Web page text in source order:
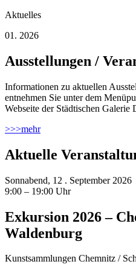
Aktuelles
01. 2026
Ausstellungen /
Informationen zu aktuellen
entnehmen Sie unter dem
Webseite der Städtischen Galerie
>>>mehr
Aktuelle
Sonnabend, 12 . September 2026
9:00 – 19:00 Uhr
Exkursion 2026 –
Waldenburg
Kunstsammlungen Chemnitz /